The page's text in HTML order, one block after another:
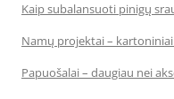
Kaip subalansuoti pinigų
Namų projektai –
Papuošalai – daugiau nei